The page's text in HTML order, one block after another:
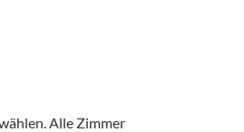
Alle Zimmer